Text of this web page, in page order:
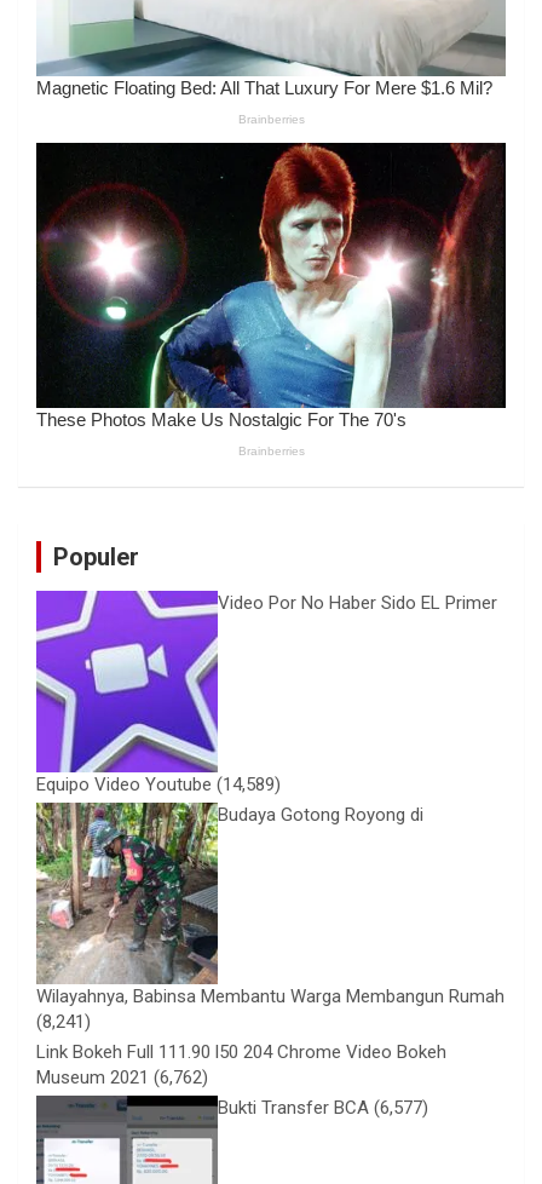
Populer
Video Por No Haber Sido EL Primer
Equipo Video Youtube (14,589)
Budaya Gotong Royong di
Wilayahnya, Babinsa Membantu Warga Membangun Rumah
(8,241)
Link Bokeh Full 111.90 l50 204 Chrome Video Bokeh
Museum 2021 (6,762)
Bukti Transfer BCA (6,577)